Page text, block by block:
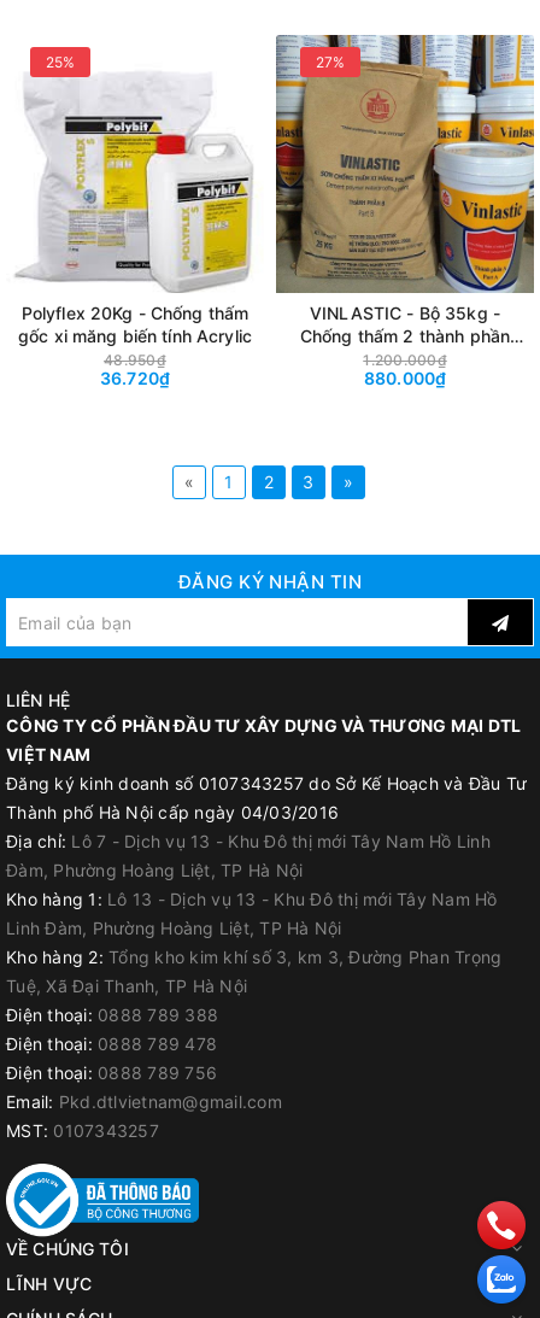
25%
Polyflex 20Kg - Chống thấm
gốc xi măng biến tính Acrylic
48.950₫
36.720₫
27%
VINLASTIC - Bộ 35kg -
Chống thấm 2 thành phần
gốc Xi măng + Polymer đàn
hồi
1.200.000₫
880.000₫
« 1 2 3 »
ĐĂNG KÝ NHẬN TIN
LIÊN HỆ
CÔNG TY CỔ PHẦN ĐẦU TƯ XÂY DỰNG VÀ THƯƠNG MẠI DTL
VIỆT NAM
Đăng ký kinh doanh số 0107343257 do Sở Kế Hoạch và Đầu Tư
Thành phố Hà Nội cấp ngày 04/03/2016
Địa chỉ: Lô 7 - Dịch vụ 13 - Khu Đô thị mới Tây Nam Hồ Linh
Đàm, Phường Hoàng Liệt, TP Hà Nội
Kho hàng 1: Lô 13 - Dịch vụ 13 - Khu Đô thị mới Tây Nam Hồ
Linh Đàm, Phường Hoàng Liệt, TP Hà Nội
Kho hàng 2: Tổng kho kim khí số 3, km 3, Đường Phan Trọng
Tuệ, Xã Đại Thanh, TP Hà Nội
Điện thoại: 0888 789 388
Điện thoại: 0888 789 478
Điện thoại: 0888 789 756
Email: Pkd.dtlvietnam@gmail.com
MST: 0107343257
VỀ CHÚNG TÔI
LĨNH VỰC